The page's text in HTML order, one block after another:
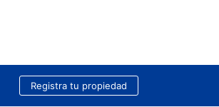
Registra tu propiedad